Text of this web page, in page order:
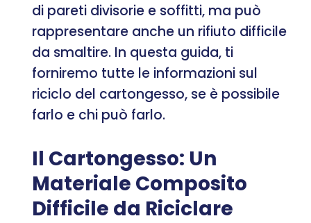
di pareti divisorie e soffitti, ma può
rappresentare anche un rifiuto difficile
da smaltire. In questa guida, ti
forniremo tutte le informazioni sul
riciclo del cartongesso, se è possibile
farlo e chi può farlo.
Il Cartongesso: Un
Materiale Composito
Difficile da Riciclare